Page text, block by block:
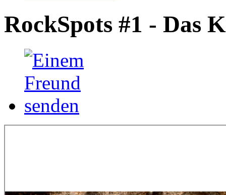
RockSpots #1 - Das